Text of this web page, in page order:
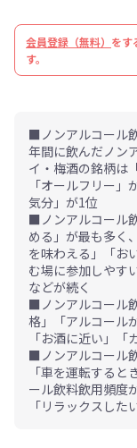
会員登録（無料） をす
す。
■ノンアルコール
年間に飲んだノン
イ・梅酒の銘柄は
「オールフリー
気分」が1位
■ノンアルコール
める」が最も多く
を味わえる」「お
む場に参加しやす
などが続く
■ノンアルコール
格」「アルコール
「お酒に近い」
■ノンアルコール
「車を運転する
ール飲料飲用頻度
「リラックスした